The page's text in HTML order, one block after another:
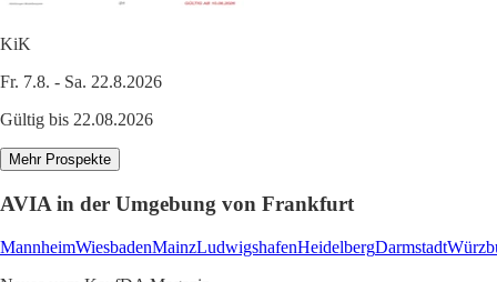
KiK
Fr. 7.8. - Sa. 22.8.2026
Gültig bis 22.08.2026
Mehr Prospekte
AVIA in der Umgebung von Frankfurt
MannheimWiesbadenMainzLudwigshafenHeidelbergDarmstadt